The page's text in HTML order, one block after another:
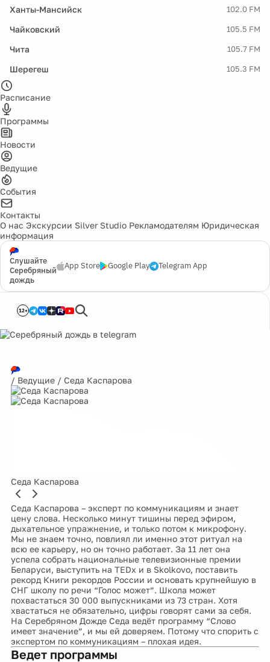
Ханты-Мансийск 102.0 FM
Чайковский 105.5 FM
Чита 105.7 FM
Шерегеш 105.3 FM
Расписание
Программы
Новости
Ведущие
События
Контакты
О нас Экскурсии Silver Studio Рекламодателям Юридическая
информация
Слушайте
Серебряный
дождь
App Store Google Play Telegram App
12+
/ Ведущие / Седа Каспарова
Седа Каспарова
Седа Каспарова – эксперт по коммуникациям и знает
цену слова. Несколько минут тишины перед эфиром,
дыхательное упражнение, и только потом к микрофону.
Мы не знаем точно, повлиял ли именно этот ритуал на
всю ее карьеру, но он точно работает. За 11 лет она
успела собрать национальные телевизионные премии
Беларуси, выступить на TEDx и в Skolkovo, поставить
рекорд Книги рекордов России и основать крупнейшую в
СНГ школу по речи “Голос может”. Школа может
похвастаться 30 000 выпускниками из 73 стран. Хотя
хвастаться не обязательно, цифры говорят сами за себя.
На Серебряном Дожде Седа ведёт программу “Слово
имеет значение”, и мы ей доверяем. Потому что спорить с
экспертом по коммуникациям – плохая идея.
Ведет программы